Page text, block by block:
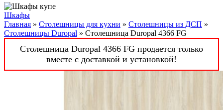
Шкафы
Главная » Столешницы для кухни » Столешницы из ДСП »
Столешницы Duropal » Столешница Duropal 4366 FG
Столешница Duropal 4366 FG продается только
вместе с доставкой и установкой!